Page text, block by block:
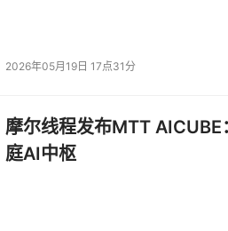
2026年05月19日 17点31分
摩尔线程发布MTT
庭AI中枢